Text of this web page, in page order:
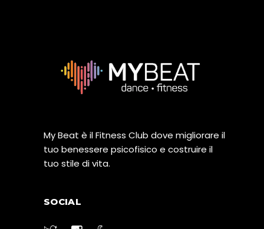
My Beat è il Fitness Club dove migliorare il
tuo benessere psicofisico e costruire il
tuo stile di vita.
SOCIAL